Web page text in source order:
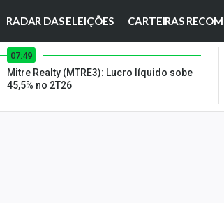
RADAR DAS ELEIÇÕES CARTEIRAS
07:49
Mitre Realty (MTRE3): Lucro líquido sobe
45,5% no 2T26